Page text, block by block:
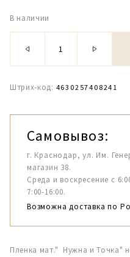
В наличии
Штрих-код: 4630257408241
Самовывоз:
г. Краснодар, ул. Им.
магазин 38.
Среда и воскресение с
7:00-16:00.
Возможна доставка по
Пленка мат." Нужна и Точка"